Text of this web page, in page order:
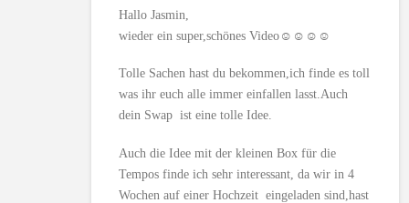
Hallo Jasmin,
wieder ein super,schönes Video☺☺☺☺
Tolle Sachen hast du bekommen,ich finde es toll
was ihr euch alle immer einfallen lasst.Auch
dein Swap ist eine tolle Idee.
Auch die Idee mit der kleinen Box für die
Tempos finde ich sehr interessant, da wir in 4
Wochen auf einer Hochzeit eingeladen sind,hast